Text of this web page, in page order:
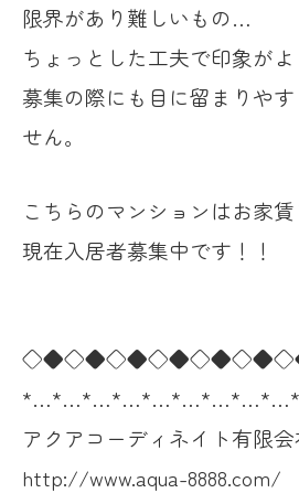
限界があり難しいもの…
ちょっとした工夫で印象がよ
募集の際にも目に留まりや
せん。
こちらのマンションはお家賃
現在入居者募集中です！！
アクアコーディネイト有限
http://www.aqua-8888.com/